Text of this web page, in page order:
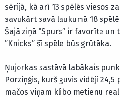
sērijā, kā arī 13 spēlēs viesos
savukārt savā laukumā 18
Šajā ziņā ”Spurs” ir favorīte
”Knicks” šī spēle būs grūtāka.
Ņujorkas sastāvā labākais
Porziņģis, kurš guvis vidēji 24,5
mačos viņam klibo metienu